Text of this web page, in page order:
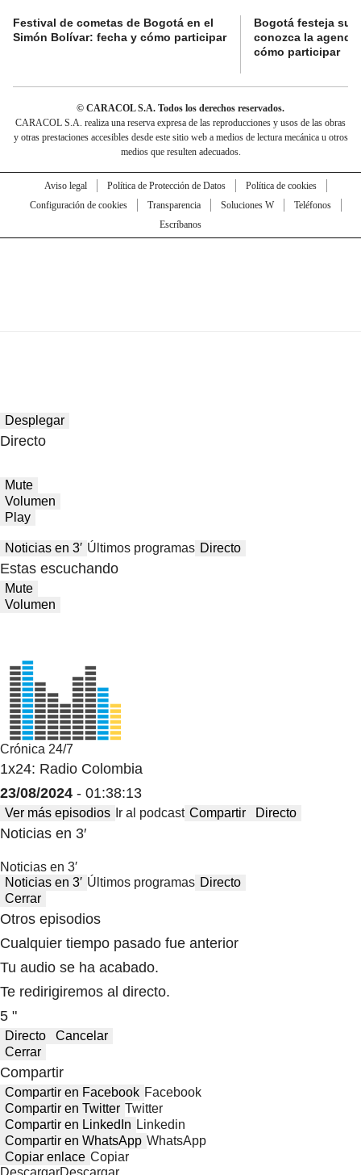
Festival de cometas de Bogotá en el
Simón Bolívar: fecha y cómo participar
Bogotá festeja su
conozca la
cómo participar
© CARACOL S.A. Todos los derechos reservados.
CARACOL S.A. realiza una reserva expresa de las reproducciones y usos de las obras
y otras prestaciones accesibles desde este sitio web a medios de lectura mecánica u otros
medios que resulten adecuados.
Aviso legal Política de Protección de Datos
Política de cookies
Configuración de cookies
Transparencia Soluciones W
Teléfonos
Escríbanos
Desplegar
Directo
Mute
Volumen
Play
Noticias en 3′ Últimos programas Directo
Estas escuchando
Mute
Volumen
Crónica 24/7
1x24: Radio Colombia
23/08/2024 - 01:38:13
Ver más episodios Ir al podcast Compartir Directo
Noticias en 3′
Noticias en 3′
Noticias en 3′ Últimos programas Directo
Cerrar
Otros episodios
Cualquier tiempo pasado fue anterior
Tu audio se ha acabado.
Te redirigiremos al directo.
5 "
Directo
Cancelar
Cerrar
Compartir
Compartir en Facebook Facebook
Compartir en Twitter Twitter
Compartir en LinkedIn Linkedin
Compartir en WhatsApp WhatsApp
Copiar enlace Copiar
DescargarDescargar